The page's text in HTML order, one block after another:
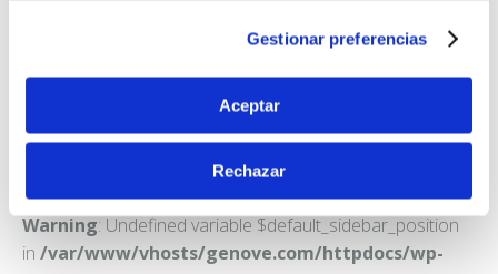
Gestionar preferencias
Aceptar
Rechazar
Warning: Undefined variable $default_sidebar_position
in /var/www/vhosts/genove.com/httpdocs/wp-